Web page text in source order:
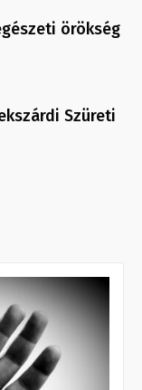
örökség
Szüreti